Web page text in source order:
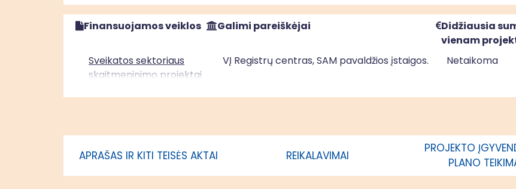
Finansuojamos veiklos Galimi pareiškėjai
Didžiausia
vienam
Sveikatos sektoriaus
skaitmeninimo projektai
VĮ Registrų centras, SAM pavaldžios įstaigos. Netaikoma
APRAŠAS IR KITI TEISĖS AKTAI REIKALAVIMAI
PROJEKTO
PLANO